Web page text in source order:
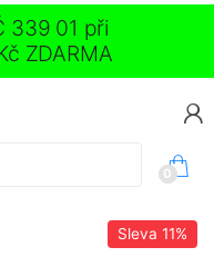
339 01 při
ZDARMA
0
Sleva 11%